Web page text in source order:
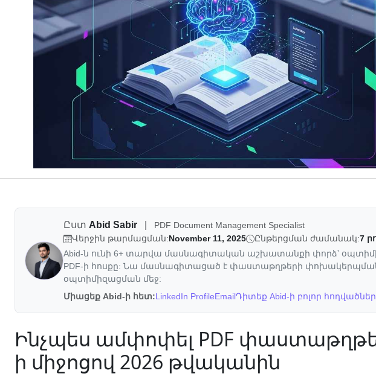
Ըստ Abid Sabir
PDF Document Management Specialist
Վերջին թարմացման:November 11, 2025 Ընթերցման ժամանակ:7
Abid-ն ունի 6+ տարվա մասնագիտական աշխատանքի փորձ՝
PDF-ի հոսքը: Նա մասնագիտացած է փաստաթղթերի փոխակերպման
օպտիմիզացման մեջ:
Միացեք Abid-ի հետ:LinkedIn ProfileEmailԴիտեք Abid-ի բոլոր
Ինչպես ամփոփել PDF
ի միջոցով 2026 թվականին